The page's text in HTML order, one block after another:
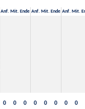
Anf. Mit. Ende Anf. Mit. Ende Anf. Mit.
0 0 0 0 0 0 0 0